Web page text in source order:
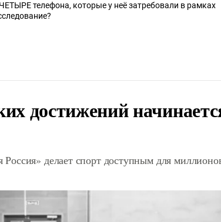
телефона, которые у неё затребовали в рамках
достижений
делает спорт доступным для